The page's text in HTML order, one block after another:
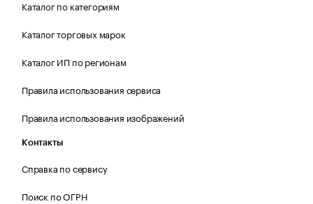
Каталог по категориям
Каталог торговых марок
Каталог ИП по регионам
Правила использования сервиса
Правила использования изображений
Контакты
Справка по сервису
Поиск по ОГРН